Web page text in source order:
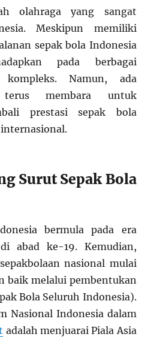
olahraga yang sangat
Meskipun memiliki
sepak bola Indonesia
pada berbagai
Namun, ada
membara untuk
prestasi sepak bola
Surut Sepak Bola
bermula pada era
abad ke-19. Kemudian,
nasional mulai
baik melalui pembentukan
Bola Seluruh Indonesia).
Nasional Indonesia dalam
adalah menjuarai Piala Asia